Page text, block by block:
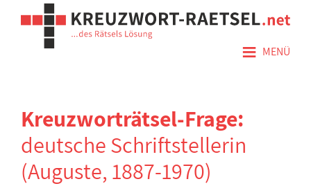
≡ MENÜ
Kreuzworträtsel-Frage:
deutsche Schriftstellerin
(Auguste, 1887-1970)